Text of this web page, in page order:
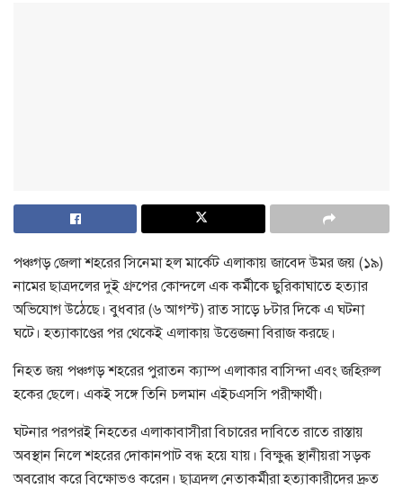
পঞ্চগড় জেলা শহরের সিনেমা হল মার্কেট এলাকায় জাবেদ উমর জয় (১৯)
নামের ছাত্রদলের দুই গ্রুপের কোন্দলে এক কর্মীকে ছুরিকাঘাতে হত্যার
অভিযোগ উঠেছে। বুধবার (৬ আগস্ট) রাত সাড়ে ৮টার দিকে এ ঘটনা
ঘটে। হত্যাকাণ্ডের পর থেকেই এলাকায় উত্তেজনা বিরাজ করছে।
নিহত জয় পঞ্চগড় শহরের পুরাতন ক্যাম্প এলাকার বাসিন্দা এবং জহিরুল
হকের ছেলে। একই সঙ্গে তিনি চলমান এইচএসসি পরীক্ষার্থী।
ঘটনার পরপরই নিহতের এলাকাবাসীরা বিচারের দাবিতে রাতে রাস্তায়
অবস্থান নিলে শহরের দোকানপাট বন্ধ হয়ে যায়। বিক্ষুব্ধ স্থানীয়রা সড়ক
অবরোধ করে বিক্ষোভও করেন। ছাত্রদল নেতাকর্মীরা হত্যাকারীদের দ্রুত